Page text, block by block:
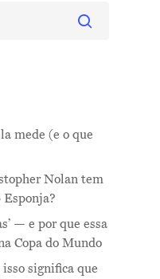
mede (e o que
Nolan tem
Esponja?
— e por que essa
Copa do Mundo
significa que